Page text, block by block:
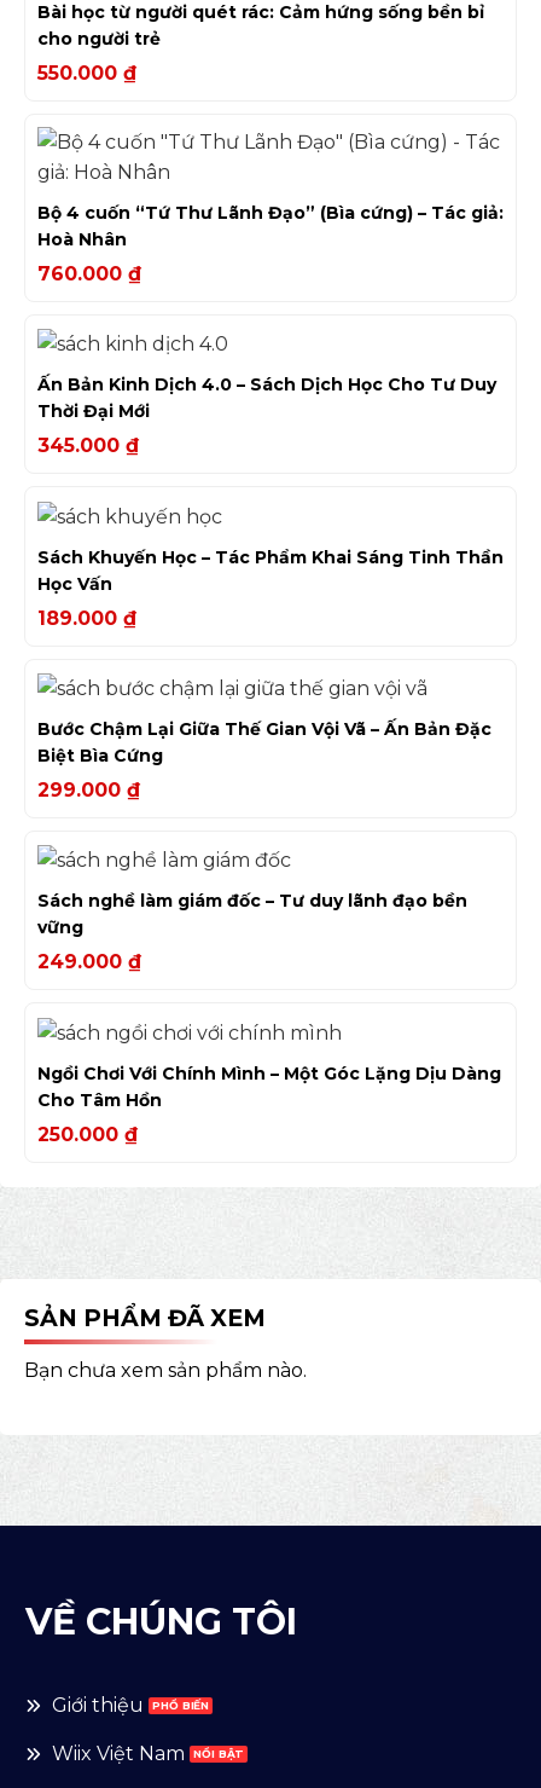
Bài học từ người quét rác: Cảm hứng sống bền bỉ
cho người trẻ
550.000 ₫
Bộ 4 cuốn “Tứ Thư Lãnh Đạo” (Bìa cứng) – Tác giả:
Hoà Nhân
760.000 ₫
Ấn Bản Kinh Dịch 4.0 – Sách Dịch Học Cho Tư Duy
Thời Đại Mới
345.000 ₫
Sách Khuyến Học – Tác Phẩm Khai Sáng Tinh Thần
Học Vấn
189.000 ₫
Bước Chậm Lại Giữa Thế Gian Vội Vã – Ấn Bản Đặc
Biệt Bìa Cứng
299.000 ₫
Sách nghề làm giám đốc – Tư duy lãnh đạo bền
vững
249.000 ₫
Ngồi Chơi Với Chính Mình – Một Góc Lặng Dịu Dàng
Cho Tâm Hồn
250.000 ₫
SẢN PHẨM ĐÃ XEM
Bạn chưa xem sản phẩm nào.
VỀ CHÚNG TÔI
Giới thiệu
Wiix Việt Nam